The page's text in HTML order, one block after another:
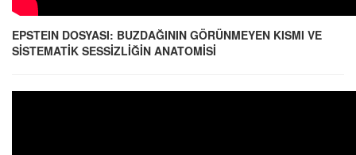
EPSTEIN DOSYASI: BUZDAĞININ GÖRÜNMEYEN KISMI VE
SİSTEMATİK SESSİZLİĞİN ANATOMİSİ